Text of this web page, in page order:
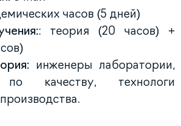
часов (5 дней)
: теория (20 часов) +
инженеры лаборатории,
по качеству, технологи